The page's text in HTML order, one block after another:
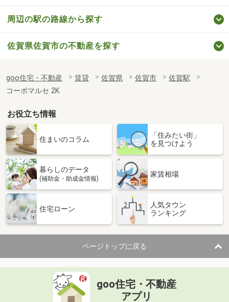
周辺の駅の路線から探す
佐賀県佐賀市の不動産を探す
goo住宅・不動産 賃貸 佐賀県 佐賀市
佐賀駅
コーポマルセ 2K
お役立ち情報
住まいのコラム
「住みたい街」
を見つけよう
暮らしのデータ
(補助金・助成金情報)
家賃相場
住宅ローン
人気タウン
ランキング
ページトップに戻る
goo住宅・不動産
アプリ